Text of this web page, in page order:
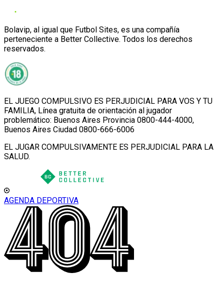
Bolavip, al igual que Futbol Sites, es una compañía
perteneciente a Better Collective. Todos los derechos
reservados.
EL JUEGO COMPULSIVO ES PERJUDICIAL PARA VOS Y TU
FAMILIA, Línea gratuita de orientación al jugador
problemático: Buenos Aires Provincia 0800-444-4000,
Buenos Aires Ciudad 0800-666-6006
EL JUGAR COMPULSIVAMENTE ES PERJUDICIAL PARA LA
SALUD.
AGENDA DEPORTIVA